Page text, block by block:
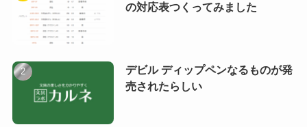
の対応表つくってみました
デビル ディップペンなるものが発
売されたらしい